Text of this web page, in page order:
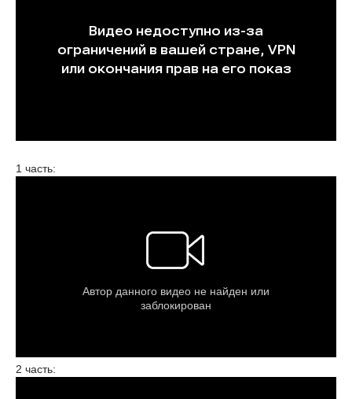
1 часть:
2 часть: